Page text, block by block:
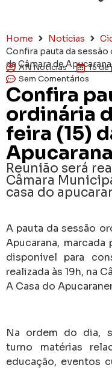
Home Notícias
Confira pauta da
da Câmara de Apucarana
AN Notícias 15 de
Sem Comentários
Confira
ordinária
feira (15)
Apucarana
Reunião será
Câmara
casa do
A pauta da sessão
Apucarana, marcada
disponível para
realizada às 19h, na
A Casa do
Na ordem do dia,
turno matérias
educação, eventos